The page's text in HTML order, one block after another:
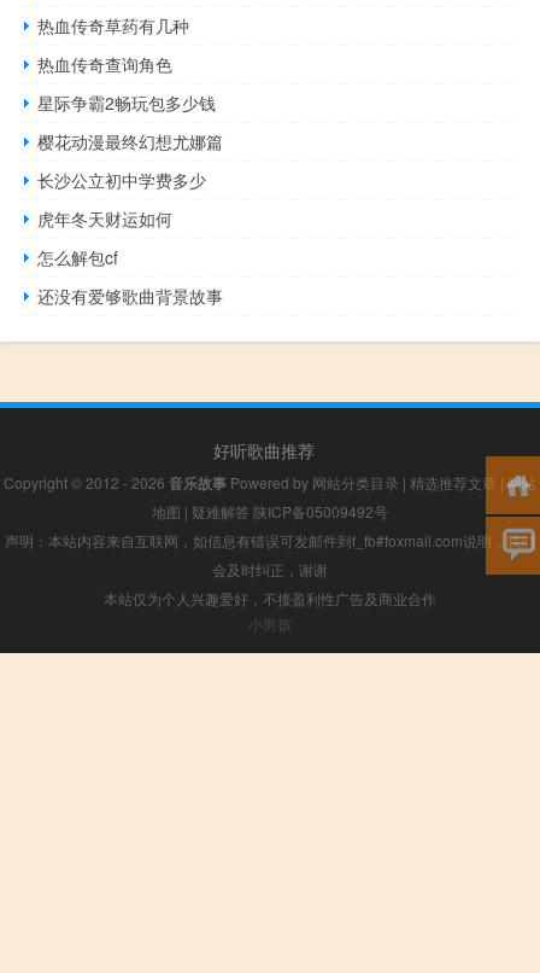
热血传奇草药有几种
热血传奇查询角色
星际争霸2畅玩包多少钱
樱花动漫最终幻想尤娜篇
长沙公立初中学费多少
虎年冬天财运如何
怎么解包cf
还没有爱够歌曲背景故事
好听歌曲推荐
Copyright © 2012 - 2026 音乐故事 Powered by 网站分类目录 | 精选推荐文章 |网站
地图 | 疑难解答 陕ICP备05009492号
声明：本站内容来自互联网，如信息有错误可发邮件到f_fb#foxmail.com说明，我们
会及时纠正，谢谢
本站仅为个人兴趣爱好，不接盈利性广告及商业合作
小男孩